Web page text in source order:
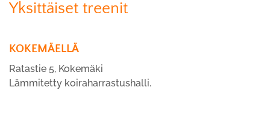
Yksittäiset treenit
KOKEMÄELLÄ
Ratastie 5, Kokemäki
Lämmitetty koiraharrastushalli.